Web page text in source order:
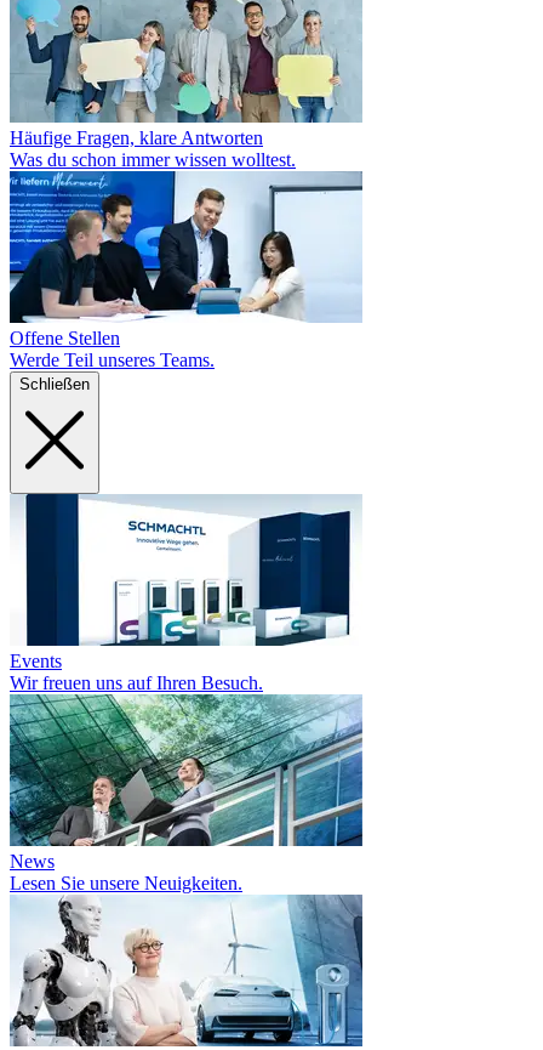
Häufige Fragen, klare Antworten
Was du schon immer wissen wolltest.
Offene Stellen
Werde Teil unseres Teams.
Schließen
Events
Wir freuen uns auf Ihren Besuch.
News
Lesen Sie unsere Neuigkeiten.